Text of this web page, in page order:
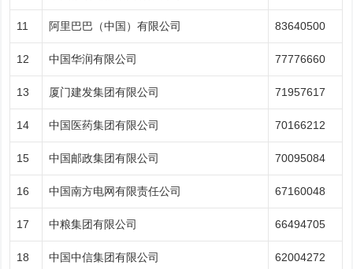
11 阿里巴巴（中国）有限公司 83640500
12 中国华润有限公司 77776660
13 厦门建发集团有限公司 71957617
14 中国医药集团有限公司 70166212
15 中国邮政集团有限公司 70095084
16 中国南方电网有限责任公司 67160048
17 中粮集团有限公司 66494705
18 中国中信集团有限公司 62004272